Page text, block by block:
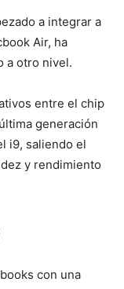
a integrar a
Air, ha
a otro nivel.
entre el chip
generación
i9, saliendo el
y rendimiento
con una